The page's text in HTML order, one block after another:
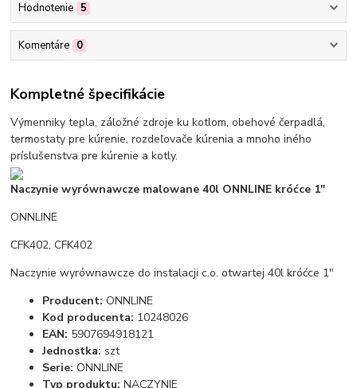
Hodnotenie 5
Komentáre 0
Kompletné špecifikácie
Výmenniky tepla, záložné zdroje ku kotlom, obehové čerpadlá,
termostaty pre kúrenie, rozdeľovače kúrenia a mnoho iného
príslušenstva pre kúrenie a kotly.
Naczynie wyrównawcze malowane 40l ONNLINE króćce 1"
ONNLINE
CFK402, CFK402
Naczynie wyrównawcze do instalacji c.o. otwartej 40l króćce 1"
Producent: ONNLINE
Kod producenta: 10248026
EAN: 5907694918121
Jednostka: szt
Serie: ONNLINE
Typ produktu: NACZYNIE